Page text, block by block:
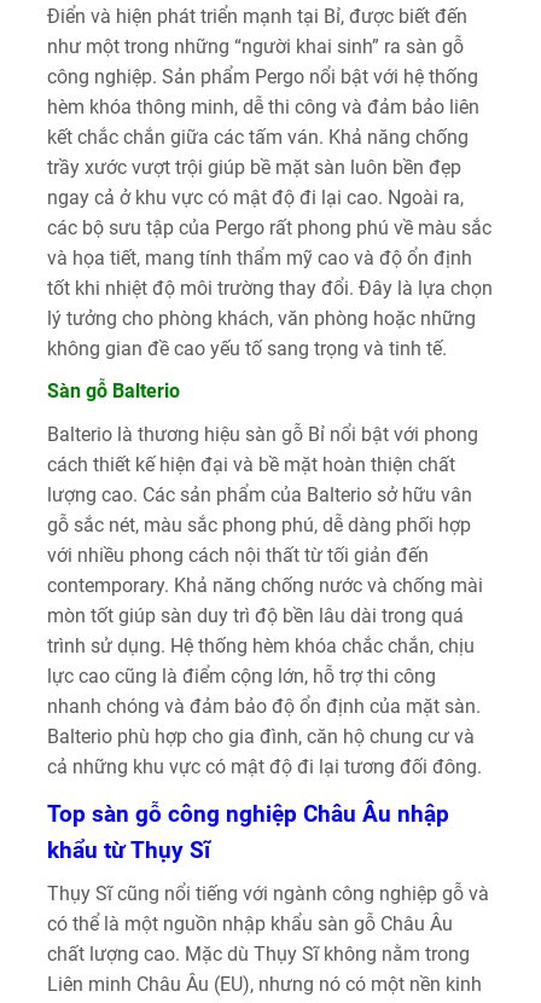
Điển và hiện phát triển mạnh tại Bỉ, được biết đến
như một trong những “người khai sinh” ra sàn gỗ
công nghiệp. Sản phẩm Pergo nổi bật với hệ thống
hèm khóa thông minh, dễ thi công và đảm bảo liên
kết chắc chắn giữa các tấm ván. Khả năng chống
trầy xước vượt trội giúp bề mặt sàn luôn bền đẹp
ngay cả ở khu vực có mật độ đi lại cao. Ngoài ra,
các bộ sưu tập của Pergo rất phong phú về màu sắc
và họa tiết, mang tính thẩm mỹ cao và độ ổn định
tốt khi nhiệt độ môi trường thay đổi. Đây là lựa chọn
lý tưởng cho phòng khách, văn phòng hoặc những
không gian đề cao yếu tố sang trọng và tinh tế.
Sàn gỗ Balterio
Balterio là thương hiệu sàn gỗ Bỉ nổi bật với phong
cách thiết kế hiện đại và bề mặt hoàn thiện chất
lượng cao. Các sản phẩm của Balterio sở hữu vân
gỗ sắc nét, màu sắc phong phú, dễ dàng phối hợp
với nhiều phong cách nội thất từ tối giản đến
contemporary. Khả năng chống nước và chống mài
mòn tốt giúp sàn duy trì độ bền lâu dài trong quá
trình sử dụng. Hệ thống hèm khóa chắc chắn, chịu
lực cao cũng là điểm cộng lớn, hỗ trợ thi công
nhanh chóng và đảm bảo độ ổn định của mặt sàn.
Balterio phù hợp cho gia đình, căn hộ chung cư và
cả những khu vực có mật độ đi lại tương đối đông.
Top sàn gỗ công nghiệp Châu Âu nhập
khẩu từ Thụy Sĩ
Thụy Sĩ cũng nổi tiếng với ngành công nghiệp gỗ và
có thể là một nguồn nhập khẩu sàn gỗ Châu Âu
chất lượng cao. Mặc dù Thụy Sĩ không nằm trong
Liên minh Châu Âu (EU), nhưng nó có một nền kinh